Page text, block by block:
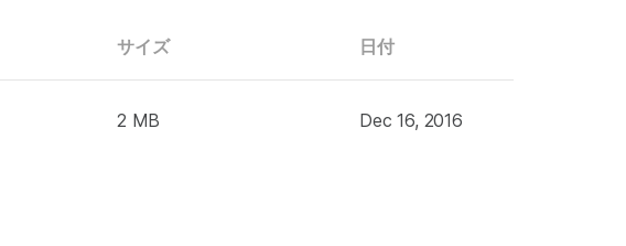
サイズ 日付
2 MB Dec 16, 2016